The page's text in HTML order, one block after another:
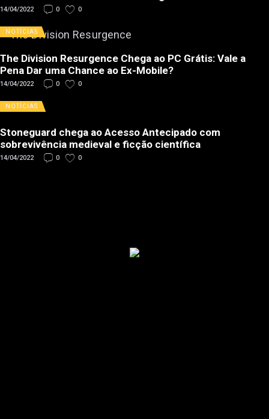
14/04/2022 0 0
NOTÍCIAS
The Division Resurgence Chega ao PC Grátis: Vale a
Pena Dar uma Chance ao Ex-Mobile?
14/04/2022 0 0
NOTÍCIAS
Stoneguard chega ao Acesso Antecipado com
sobrevivência medieval e ficção científica
14/04/2022 0 0